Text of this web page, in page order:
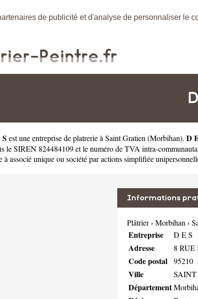
de publicité et d'analyse de personnaliser le
est uneentreprise de platrerie à Saint Gratien (Morbihan). D
le SIREN 824484109 et le numéro de TVA intra-
à associé unique ou société par actions simplifiée
Informations
Plâtrier› Morbihan ›
Entreprise D E S
Adresse 8 RUE
Code postal 95210
Ville
Département